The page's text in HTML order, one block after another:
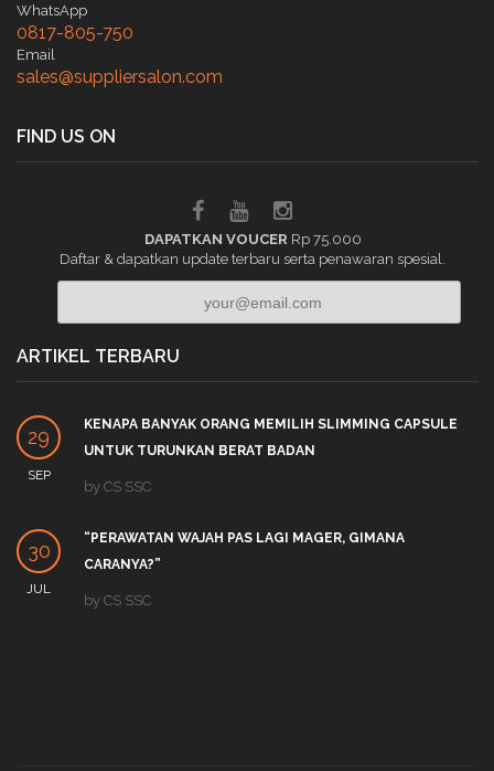
WhatsApp
0817-805-750
Email
sales@suppliersalon.com
FIND US ON
DAPATKAN VOUCER Rp 75.000
Daftar & dapatkan update terbaru serta penawaran spesial.
ARTIKEL TERBARU
29
SEP
KENAPA BANYAK ORANG MEMILIH SLIMMING CAPSULE
UNTUK TURUNKAN BERAT BADAN
by CS SSC
30
JUL
“PERAWATAN WAJAH PAS LAGI MAGER, GIMANA
CARANYA?”
by CS SSC